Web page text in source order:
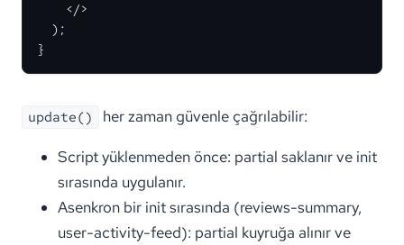
</>
  );
}
update() her zaman güvenle çağrılabilir:
Script yüklenmeden önce: partial saklanır ve init
sırasında uygulanır.
Asenkron bir init sırasında (reviews-summary,
user-activity-feed): partial kuyruğa alınır ve